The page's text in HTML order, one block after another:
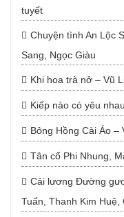
tuyết
Chuyện tình An Lộc
Sang, Ngọc Giàu
Khi hoa trà nở – Vũ
Kiếp nào có yêu
Bông Hồng Cài Áo –
Tân cổ Phi Nhung,
Cải lương Đường
Tuấn, Thanh Kim